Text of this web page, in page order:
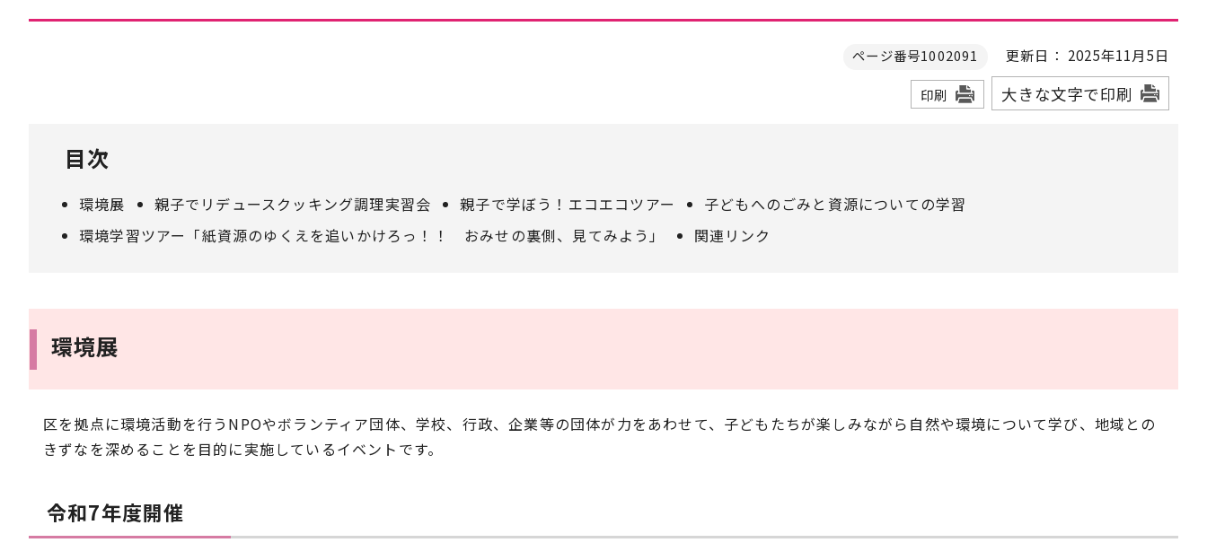
ページ番号1002091 更新日： 2025年11月5日
印刷 大きな文字で印刷
目次
環境展 親子でリデュースクッキング調理実習会 親子で学ぼう！エコエコツアー
子どもへのごみと資源についての学習
環境学習ツアー「紙資源のゆくえを追いかけろっ！！ おみせの裏側、見てみよう」
関連リンク
環境展
区を拠点に環境活動を行うNPOやボランティア団体、学校、行政、企業等の団体が力をあわせて、子どもたちが楽しみながら自然や環境について学び、地域との
きずなを深めることを目的に実施しているイベントです。
令和7年度開催